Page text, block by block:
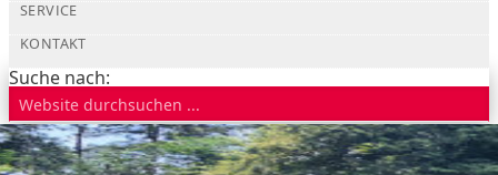
SERVICE
KONTAKT
Suche nach: